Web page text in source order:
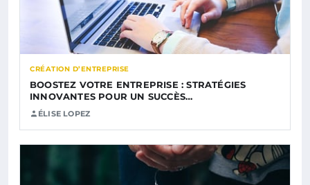
CRÉATION D’ENTREPRISE
BOOSTEZ VOTRE ENTREPRISE : STRATÉGIES
INNOVANTES POUR UN SUCCÈS…
ÉLISE LOPEZ